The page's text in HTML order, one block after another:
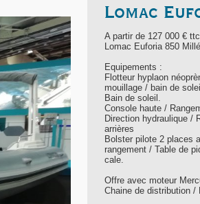
Lomac
A partir de 127 000 €
Lomac Euforia 850
Equipements :
Flotteur hyplaon
mouillage / bain de
Bain de soleil.
Console haute /
Direction hydraulique /
arrières
Bolster pilote 2 places
rangement / Table de
cale.
Offre avec moteur
Chaine de distribution /